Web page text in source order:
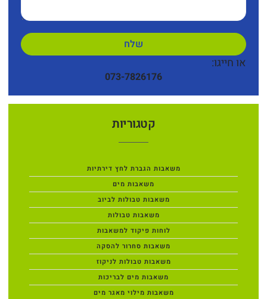
שלח
או חייגו:
073-7826176
קטגוריות
משאבות הגברת לחץ דירתיות
משאבות מים
משאבות טבולות לביוב
משאבות טבולות
לוחות פיקוד למשאבות
משאבות סחרור להסקה
משאבות טבולות לניקוז
משאבות מים לבריכות
משאבות מילוי מאגר מים